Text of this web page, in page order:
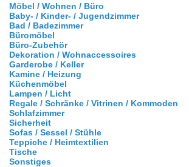
Möbel / Wohnen / Büro
Baby- / Kinder- / Jugendzimmer
Bad / Badezimmer
Büromöbel
Büro-Zubehör
Dekoration / Wohnaccessoires
Garderobe / Keller
Kamine / Heizung
Küchenmöbel
Lampen / Licht
Regale / Schränke / Vitrinen / Kommoden
Schlafzimmer
Sicherheit
Sofas / Sessel / Stühle
Teppiche / Heimtextilien
Tische
Sonstiges